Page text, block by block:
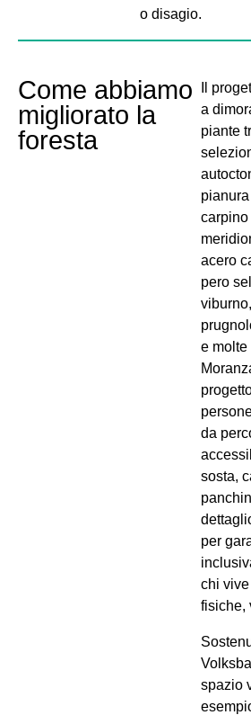
o disagio.
Come abbiamo
migliorato la
foresta
Il
a
piante
acero
pero
e molte
da
sosta,
per
chi
fisiche,
spazio